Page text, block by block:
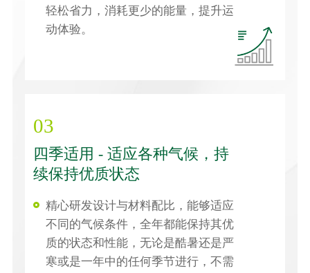
轻松省力，消耗更少的能量，提升运
动体验。
03
四季适用 - 适应各种气候，持
续保持优质状态
精心研发设计与材料配比，能够适应
不同的气候条件，全年都能保持其优
质的状态和性能，无论是酷暑还是严
寒或是一年中的任何季节进行，不需